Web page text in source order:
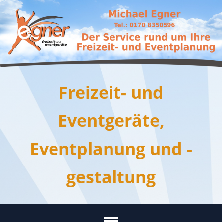
Skip
to
content
Freizeit- und
Eventgeräte,
Eventplanung und -
gestaltung